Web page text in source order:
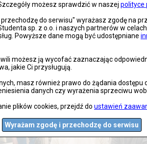
możesz sprawdzić w naszej polityce
do serwisu" wyrażasz zgodę na
sp. z o.o. i naszych partnerów w
Powyższe dane mogą być udostępniane
możesz ją wycofać zaznaczając
jakie Ci przysługują.
masz również prawo do żądania dostępu
danych czy wyrażenia sprzeciwu
plików cookies, przejdź do ustawień
Wyrażam zgodę i przechodzę do serwisu
WYNIKI